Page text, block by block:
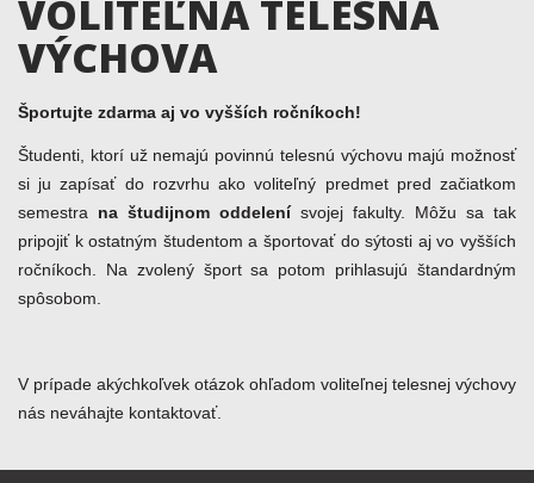
VOLITEĽNÁ TELESNÁ
VÝCHOVA
Športujte zdarma aj vo vyšších ročníkoch!
Študenti, ktorí už nemajú povinnú telesnú výchovu majú možnosť
si ju zapísať do rozvrhu ako voliteľný predmet pred začiatkom
semestra na študijnom oddelenísvojej fakulty. Môžu sa tak
pripojiť k ostatným študentom a športovať do sýtosti aj vo vyšších
ročníkoch. Na zvolený šport sa potom prihlasujú štandardným
spôsobom.
V prípade akýchkoľvek otázok ohľadom voliteľnej telesnej výchovy
nás neváhajte kontaktovať.